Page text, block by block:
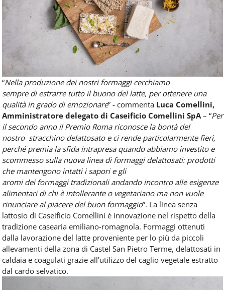
“Nella produzione dei nostri formaggi cerchiamo
sempre di estrarre tutto il buono del latte, per ottenere una
qualità in grado di emozionare” - commenta Luca Comellini,
Amministratore delegato di Caseificio Comellini SpA – “Per
il secondo anno il Premio Roma riconosce la bontà del
nostro stracchino delattosato e ci rende particolarmente fieri,
perché premia la sfida intrapresa quando abbiamo investito e
scommesso sulla nuova linea di formaggi delattosati: prodotti
che mantengono intatti i sapori e gli
aromi dei formaggi tradizionali andando incontro alle esigenze
alimentari di chi è intollerante o vegetariano ma non vuole
rinunciare al piacere del buon formaggio”. La linea senza
lattosio di Caseificio Comellini è innovazione nel rispetto della
tradizione casearia emiliano-romagnola. Formaggi ottenuti
dalla lavorazione del latte proveniente per lo più da piccoli
allevamenti della zona di Castel San Pietro Terme, delattosati in
caldaia e coagulati grazie all’utilizzo del caglio vegetale estratto
dal cardo selvatico.